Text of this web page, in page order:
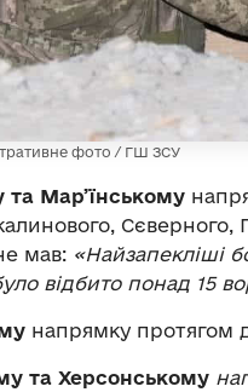
фото / ГШ ЗСУ
та Мар’їнському
Сєверного,
мав: «Найзапекліші
відбито понад 15
напрямку протягом
та Херсонському